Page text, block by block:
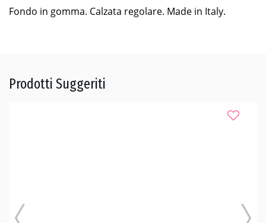
Fondo in gomma. Calzata regolare. Made in Italy.
Prodotti Suggeriti